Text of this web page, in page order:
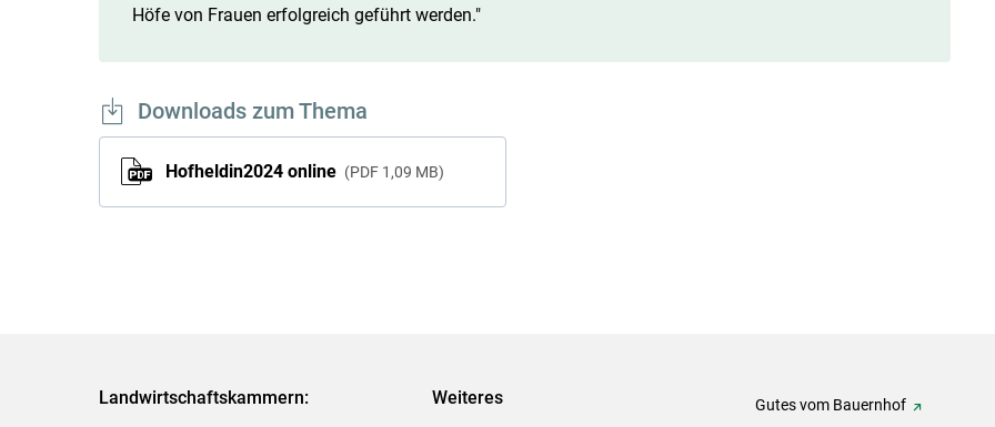
Höfe von Frauen erfolgreich geführt werden."
Downloads zum Thema
Hofheldin2024 online PDF 1,09 MB
Landwirtschaftskammern: Weiteres Gutes vom Bauernhof